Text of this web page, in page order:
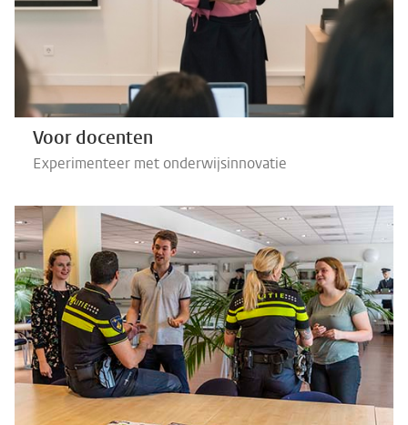
Voor docenten
Experimenteer met onderwijsinnovatie